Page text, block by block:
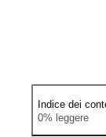
Indice dei
0% leggere